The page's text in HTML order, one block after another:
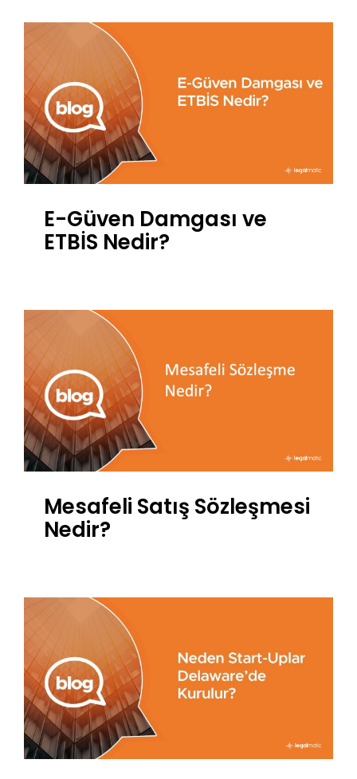
E-Güven Damgası ve
ETBİS Nedir?
Mesafeli Satış Sözleşmesi
Nedir?